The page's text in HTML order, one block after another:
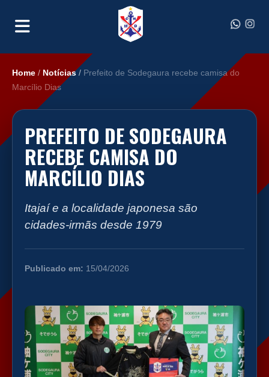
Home / Notícias/ Prefeito de Sodegaura recebe camisa do
Marcílio Dias
PREFEITO DE SODEGAURA
RECEBE CAMISA DO
MARCÍLIO DIAS
Itajaí e a localidade japonesa são
cidades-irmãs desde 1979
Publicado em: 15/04/2026